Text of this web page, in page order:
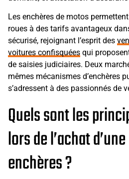
Les enchères de motos
roues à des tarifs avantageux
sécurisé, rejoignant l’esprit des
voitures confisquées qui
de saisies judiciaires. Deux
mêmes mécanismes d’enchères
s’adressent à des passionnés de
Quels sont les
lors de l’achat
enchères ?